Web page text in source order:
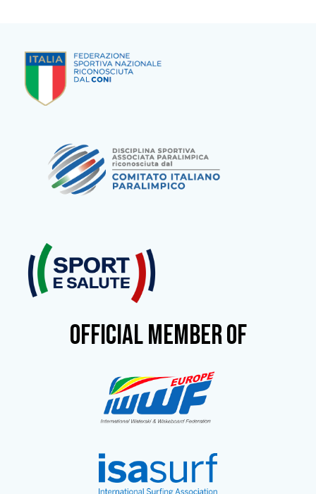
OFFICIAL MEMBER OF